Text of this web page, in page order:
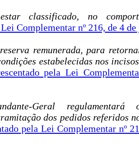
classificado, no
Complementar nº 216, de 4
remunerada, para
estabelecidas nos
pela Lei
Geral regulamentará
dos pedidos referidos
pela Lei Complementar nº